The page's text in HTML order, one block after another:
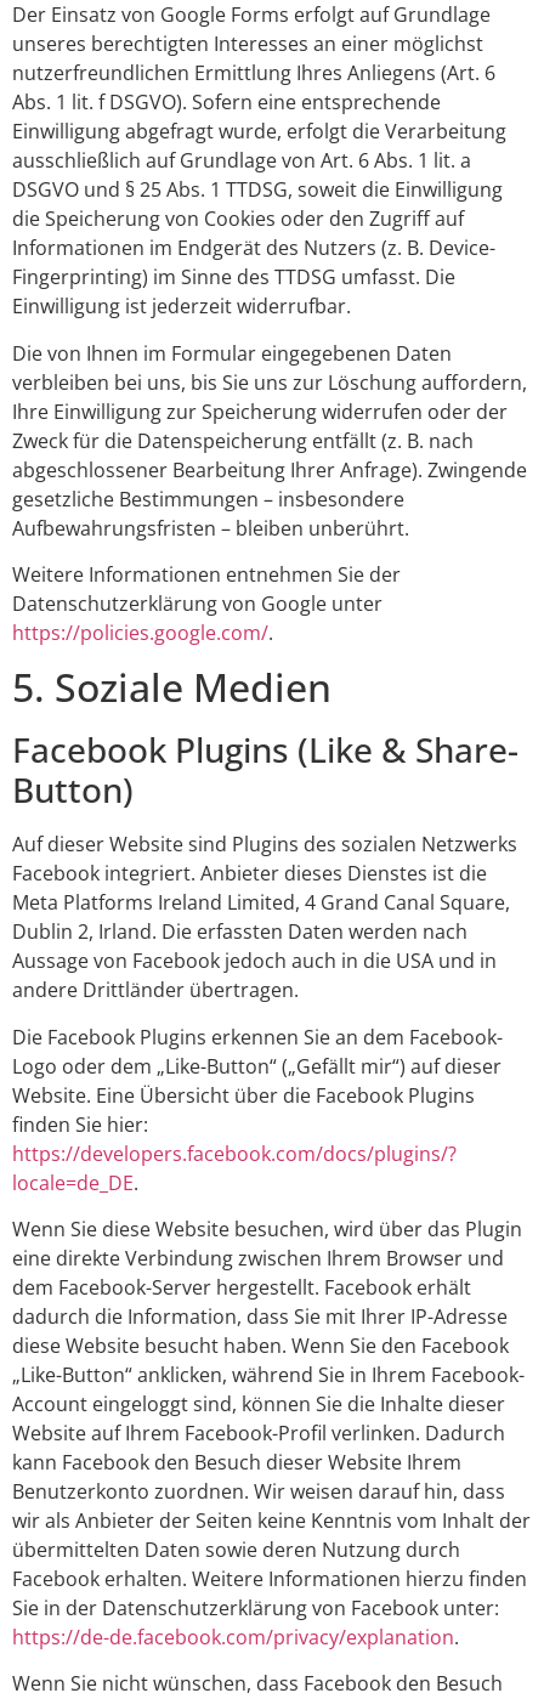
Der Einsatz von Google Forms erfolgt auf Grundlage
unseres berechtigten Interesses an einer möglichst
nutzerfreundlichen Ermittlung Ihres Anliegens (Art. 6
Abs. 1 lit. f DSGVO). Sofern eine entsprechende
Einwilligung abgefragt wurde, erfolgt die Verarbeitung
ausschließlich auf Grundlage von Art. 6 Abs. 1 lit. a
DSGVO und § 25 Abs. 1 TTDSG, soweit die Einwilligung
die Speicherung von Cookies oder den Zugriff auf
Informationen im Endgerät des Nutzers (z. B. Device-
Fingerprinting) im Sinne des TTDSG umfasst. Die
Einwilligung ist jederzeit widerrufbar.
Die von Ihnen im Formular eingegebenen Daten
verbleiben bei uns, bis Sie uns zur Löschung auffordern,
Ihre Einwilligung zur Speicherung widerrufen oder der
Zweck für die Datenspeicherung entfällt (z. B. nach
abgeschlossener Bearbeitung Ihrer Anfrage). Zwingende
gesetzliche Bestimmungen – insbesondere
Aufbewahrungsfristen – bleiben unberührt.
Weitere Informationen entnehmen Sie der
Datenschutzerklärung von Google unter
https://policies.google.com/.
5. Soziale Medien
Facebook Plugins (Like & Share-
Button)
Auf dieser Website sind Plugins des sozialen Netzwerks
Facebook integriert. Anbieter dieses Dienstes ist die
Meta Platforms Ireland Limited, 4 Grand Canal Square,
Dublin 2, Irland. Die erfassten Daten werden nach
Aussage von Facebook jedoch auch in die USA und in
andere Drittländer übertragen.
Die Facebook Plugins erkennen Sie an dem Facebook-
Logo oder dem „Like-Button“ („Gefällt mir“) auf dieser
Website. Eine Übersicht über die Facebook Plugins
finden Sie hier:
https://developers.facebook.com/docs/plugins/?
locale=de_DE.
Wenn Sie diese Website besuchen, wird über das Plugin
eine direkte Verbindung zwischen Ihrem Browser und
dem Facebook-Server hergestellt. Facebook erhält
dadurch die Information, dass Sie mit Ihrer IP-Adresse
diese Website besucht haben. Wenn Sie den Facebook
„Like-Button“ anklicken, während Sie in Ihrem Facebook-
Account eingeloggt sind, können Sie die Inhalte dieser
Website auf Ihrem Facebook-Profil verlinken. Dadurch
kann Facebook den Besuch dieser Website Ihrem
Benutzerkonto zuordnen. Wir weisen darauf hin, dass
wir als Anbieter der Seiten keine Kenntnis vom Inhalt der
übermittelten Daten sowie deren Nutzung durch
Facebook erhalten. Weitere Informationen hierzu finden
Sie in der Datenschutzerklärung von Facebook unter:
https://de-de.facebook.com/privacy/explanation.
Wenn Sie nicht wünschen, dass Facebook den Besuch